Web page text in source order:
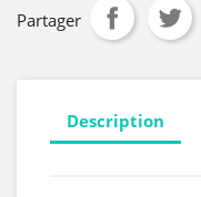
Partager
Description